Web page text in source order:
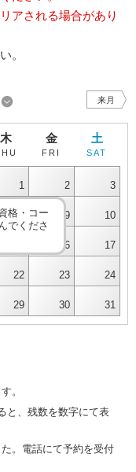
アされる場合があり
。
来月
木 金
FRI
土
SAT
1 2 3
8 9 10
16 17
22 23 24
29 30 31
格・コー
でくださ
。
と、残数を数字にて表
。電話にて予約を受付